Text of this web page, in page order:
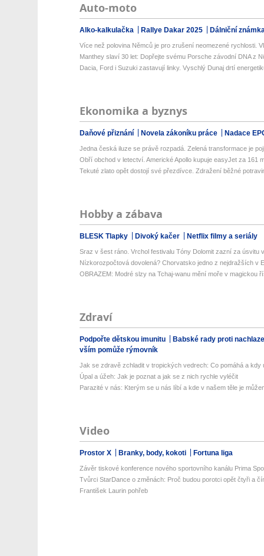
Auto-moto
Alko-kalkulačka Rallye Dakar 2025 Dálniční
Více než polovina Němců je pro zrušení neomezené rychlosti.
Manthey slaví 30 let: Dopřejte svému Porsche závodní DNA z
Dacia, Ford i Suzuki zastavují linky. Vyschlý Dunaj drtí
Ekonomika a byznys
Daňové přiznání Novela zákoníku práce Nadace
Jedna česká iluze se právě rozpadá. Zelená transformace je
Obří obchod v letectví. Americké Apollo kupuje easyJet za 161
Tekuté zlato opět dostojí své přezdívce. Zdražení běžné
Hobby a zábava
BLESK Tlapky Divoký kačer Netflix filmy a seriály
Sraz v šest ráno. Vrchol festivalu Tóny Dolomit zazní za úsvitu
Nízkorozpočtová dovolená? Chorvatsko jedno z nejdražších v
OBRAZEM: Modré slzy na Tchaj-wanu mění moře v magickou
Zdraví
Podpořte dětskou imunitu
Babské rady proti
vším pomůže rýmovník
Jak se zdravě zchladit v tropických vedrech: Co pomáhá a kdy
Úpal a úžeh: Jak je poznat a jak se z nich rychle vyléčit
Parazité v nás: Kterým se u nás líbí a kde v našem těle je
Video
Prostor X Branky, body, kokoti Fortuna liga
Závěr tiskové konference nového sportovního kanálu Prima
Tvůrci StarDance o změnách: Proč budou porotci opět čtyři a
František Laurin pohřeb